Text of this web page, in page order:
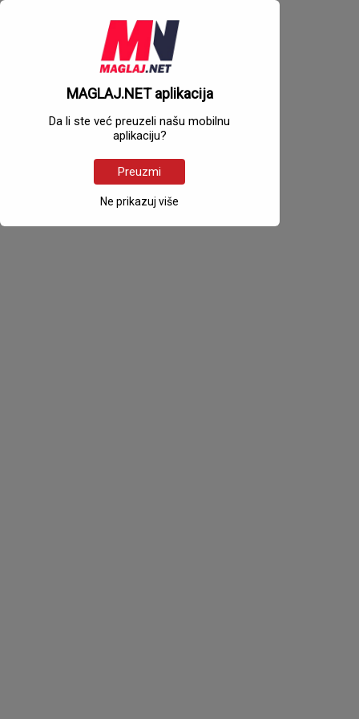
MAGLAJ.NET aplikacija
Da li ste već preuzeli našu mobilnu
aplikaciju?
Preuzmi
Ne prikazuj više